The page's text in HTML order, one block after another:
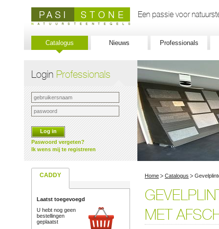
Een passie voor
Catalogus Nieuws Professionals
Login Professionals
Log in
Paswoord vergeten?
Ik wens mij te registreren
CADDY Home Catalogus
Laatst toegevoegd
U hebt nog geen
bestellingen
geplaatst
MET